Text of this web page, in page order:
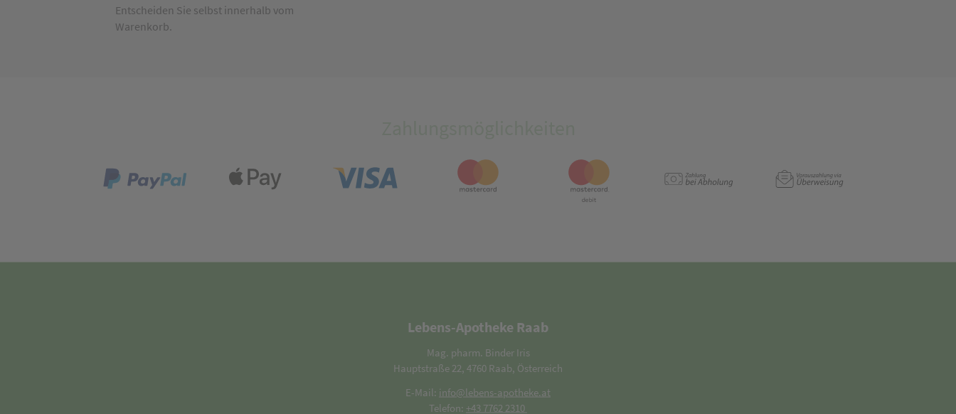
Entscheiden Sie selbst innerhalb vom
Warenkorb.
Lebens-Apotheke Raab
Mag. pharm. Binder Iris
Hauptstraße 22, 4760 Raab, Österreich
E-Mail: info@lebens-apotheke.at
Telefon: +43 7762 2310